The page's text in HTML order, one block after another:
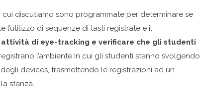
discutiamo sono programmate per determinare se
di sequenze di tasti registrate e il
di eye-tracking e verificare che gli studenti
l’ambiente in cui gli studenti stanno svolgendo
devices, trasmettendo le registrazioni ad un
stanza.